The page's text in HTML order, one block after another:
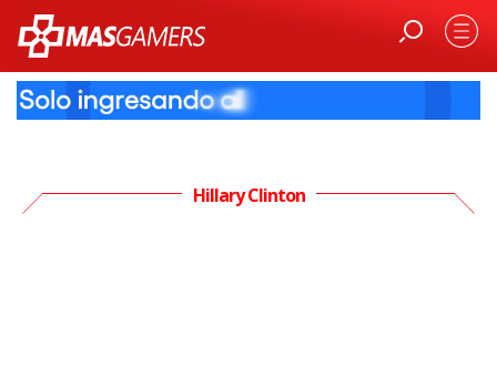
Hillary Clinton